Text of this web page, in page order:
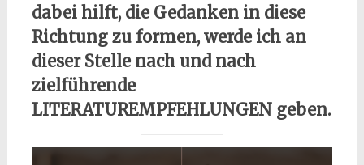
dabei hilft, die Gedanken in diese
Richtung zu formen, werde ich an
dieser Stelle nach und nach
zielführende
LITERATUREMPFEHLUNGEN geben.